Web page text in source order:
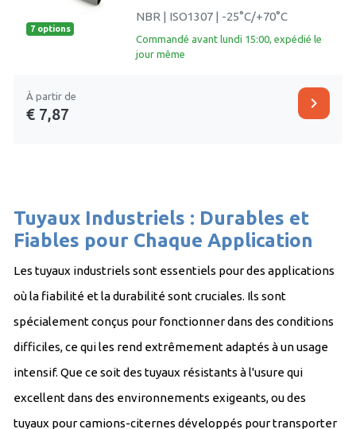
7 options
NBR | ISO1307 | -25°C/+70°C
Commandé avant lundi 15:00, expédié le
jour même
À partir de
€ 7,87
chevron_right
Tuyaux Industriels : Durables et
Fiables pour Chaque Application
Les tuyaux industriels sont essentiels pour des applications
où la fiabilité et la durabilité sont cruciales. Ils sont
spécialement conçus pour fonctionner dans des conditions
difficiles, ce qui les rend extrêmement adaptés à un usage
intensif. Que ce soit des tuyaux résistants à l'usure qui
excellent dans des environnements exigeants, ou des
tuyaux pour camions-citernes développés pour transporter